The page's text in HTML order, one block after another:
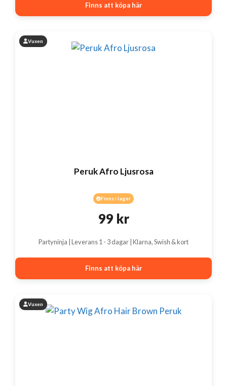
Finns att köpa här
Vuxen
Peruk Afro Ljusrosa
Finns i lager
99 kr
Partyninja | Leverans 1 - 3 dagar | Klarna, Swish & kort
Finns att köpa här
Vuxen